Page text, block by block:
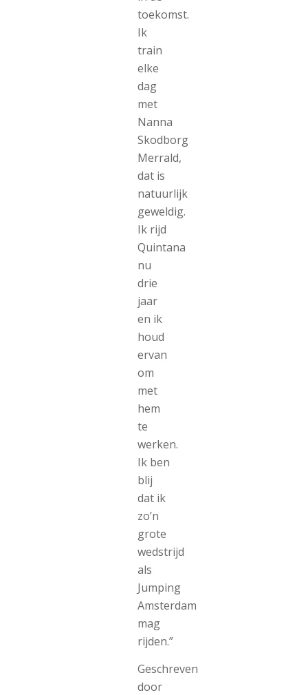
toekomst.
Ik
train
elke
dag
met
Nanna
Skodborg
Merrald,
dat is
natuurlijk
geweldig.
Ik rijd
Quintana
nu
drie
jaar
en ik
houd
ervan
om
met
hem
te
werken.
Ik ben
blij
dat ik
zo’n
grote
wedstrijd
als
Jumping
Amsterdam
mag
rijden.”
Geschreven
door